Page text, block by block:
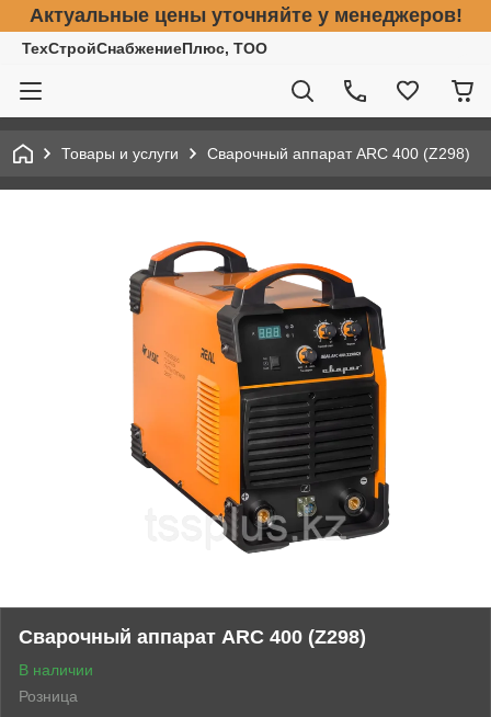
Актуальные цены уточняйте у менеджеров!
ТехСтройСнабжениеПлюс, ТОО
Товары и услуги Сварочный аппарат ARC 400 (Z298)
Сварочный аппарат ARC 400 (Z298)
В наличии
Розница